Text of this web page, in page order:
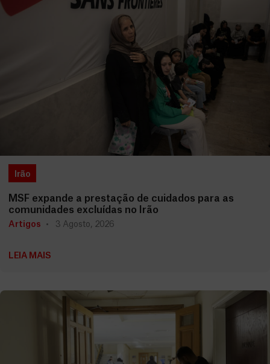
Irão
MSF expande a prestação de cuidados para as
comunidades excluídas no Irão
Artigos 3 Agosto, 2026
LEIA MAIS